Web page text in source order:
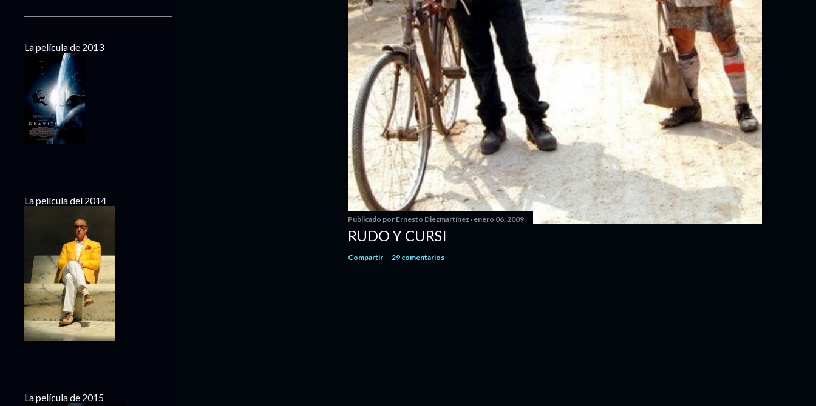
Publicado por Ernesto Diezmartínez enero 06, 2009
RUDO Y CURSI
Compartir 29 comentarios
La película de 2013
La película del 2014
La película de 2015